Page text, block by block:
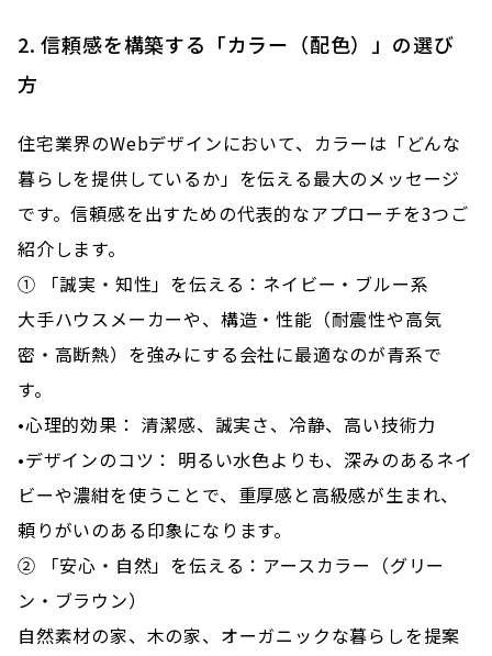
2. 信頼感を構築する「カラー（配色）」の選び
方
住宅業界のWebデザインにおいて、カラーは「どんな
暮らしを提供しているか」を伝える最大のメッセージ
です。信頼感を出すための代表的なアプローチを3つご
紹介します。
① 「誠実・知性」を伝える：ネイビー・ブルー系
大手ハウスメーカーや、構造・性能（耐震性や高気
密・高断熱）を強みにする会社に最適なのが青系で
す。
•心理的効果： 清潔感、誠実さ、冷静、高い技術力
•デザインのコツ： 明るい水色よりも、深みのあるネイ
ビーや濃紺を使うことで、重厚感と高級感が生まれ、
頼りがいのある印象になります。
② 「安心・自然」を伝える：アースカラー（グリー
ン・ブラウン）
自然素材の家、木の家、オーガニックな暮らしを提案